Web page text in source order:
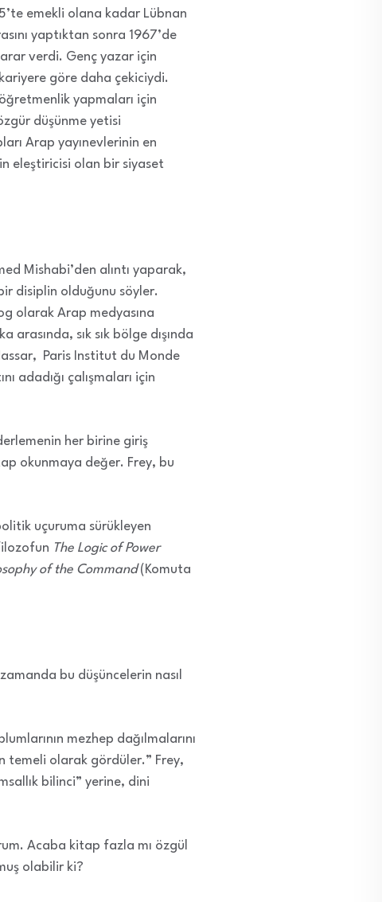
emekli olana kadar Lübnan
yaptıktan sonra 1967’de
verdi. Genç yazar için
kariyere göre daha çekiciydi.
yapmaları için
düşünme yetisi
Arap yayınevlerinin en
eleştiricisi olan bir siyaset
Mishabi’den alıntı yaparak,
disiplin olduğunu söyler.
olarak Arap medyasına
sık sık bölge dışında
Paris Institut du Monde
adadığı çalışmaları için
her birine giriş
okunmaya değer. Frey, bu
uçuruma sürükleyen
The Logic of Power
of the Command(Komuta
bu düşüncelerin nasıl
mezhep dağılmalarını
temeli olarak gördüler.” Frey,
bilinci” yerine, dini
Acaba kitap fazla mı özgül
olabilir ki?